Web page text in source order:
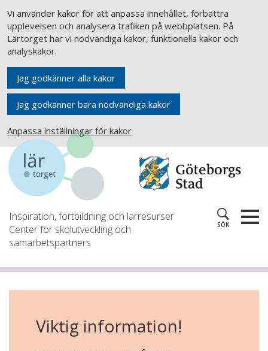
Vi använder kakor för att anpassa innehållet, förbättra
upplevelsen och analysera trafiken på webbplatsen. På
Lärtorget har vi nödvändiga kakor, funktionella kakor och
analyskakor.
Jag godkänner alla kakor
Jag godkänner bara nödvändiga kakor
Anpassa inställningar för kakor
Inspiration, fortbildning och lärresurser
Center för skolutveckling och
samarbetspartners
SÖK
Viktig information!